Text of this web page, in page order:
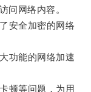
问网络内容。
安全加密的网络
功能的网络加速
顿等问题，为用